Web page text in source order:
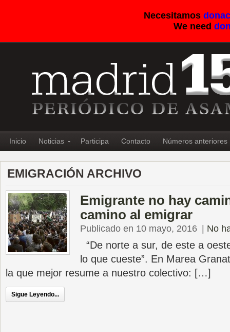
Necesitamos
We need
Inicio Noticias Participa Contacto Números anteriores
EMIGRACIÓN ARCHIVO
Emigrante no hay
camino al emigrar
Publicado en 10 mayo, 2016 No
“De norte a sur, de este a
lo que cueste”. En Marea
la que mejor resume a nuestro colectivo: […]
Sigue Leyendo...